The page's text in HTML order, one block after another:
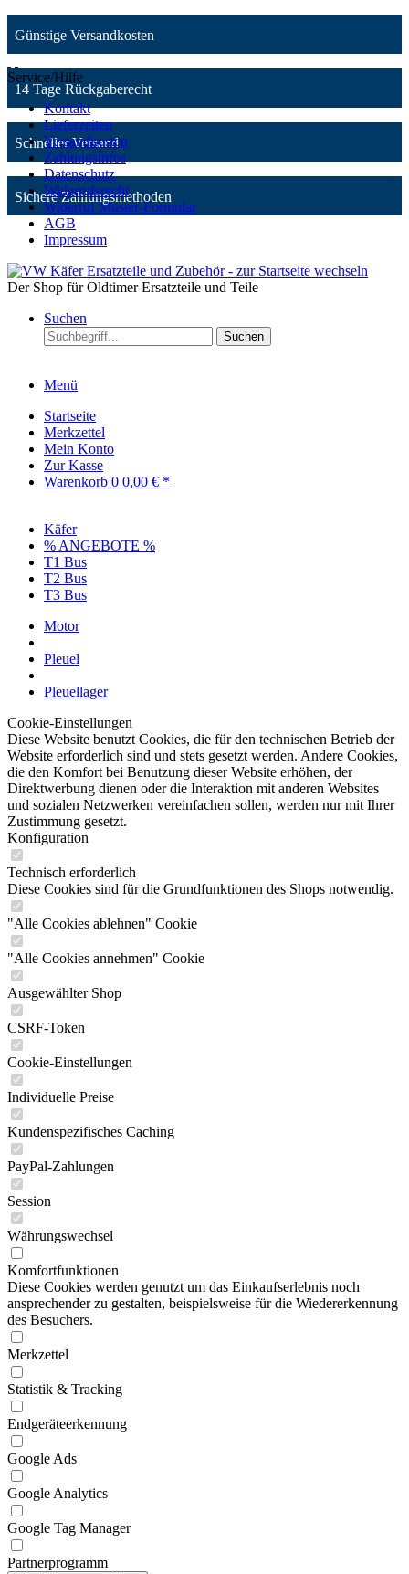
Günstige Versandkosten
14 Tage Rückgaberecht
Schneller Versand
Sichere Zahlungsmethoden
Service/Hilfe
Kontakt
Lieferzeiten
Versandkosten
Zahlungsinfos
Datenschutz
Widerrufsrecht
Widerruf Muster-Formular
AGB
Impressum
Der Shop für Oldtimer Ersatzteile und Teile
Suchen
Suchen
Menü
Startseite
Merkzettel
Mein Konto
Zur Kasse
Warenkorb 0 0,00 € *
Käfer
% ANGEBOTE %
T1 Bus
T2 Bus
T3 Bus
Motor
Pleuel
Pleuellager
Cookie-Einstellungen
Diese Website benutzt Cookies, die für den technischen Betrieb der
Website erforderlich sind und stets gesetzt werden. Andere Cookies,
die den Komfort bei Benutzung dieser Website erhöhen, der
Direktwerbung dienen oder die Interaktion mit anderen Websites
und sozialen Netzwerken vereinfachen sollen, werden nur mit Ihrer
Zustimmung gesetzt.
Konfiguration
Technisch erforderlich
Diese Cookies sind für die Grundfunktionen des Shops notwendig.
"Alle Cookies ablehnen" Cookie
"Alle Cookies annehmen" Cookie
Ausgewählter Shop
CSRF-Token
Cookie-Einstellungen
Individuelle Preise
Kundenspezifisches Caching
PayPal-Zahlungen
Session
Währungswechsel
Komfortfunktionen
Diese Cookies werden genutzt um das Einkaufserlebnis noch
ansprechender zu gestalten, beispielsweise für die Wiedererkennung
des Besuchers.
Merkzettel
Statistik & Tracking
Endgeräteerkennung
Google Ads
Google Analytics
Google Tag Manager
Partnerprogramm